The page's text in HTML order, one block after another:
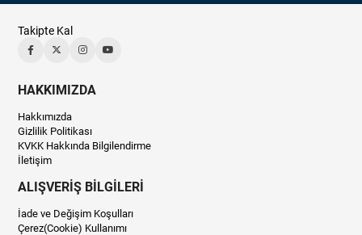
Takipte Kal
HAKKIMIZDA
Hakkımızda
Gizlilik Politikası
KVKK Hakkında Bilgilendirme
İletişim
ALIŞVERİŞ BİLGİLERİ
İade ve Değişim Koşulları
Çerez(Cookie) Kullanımı